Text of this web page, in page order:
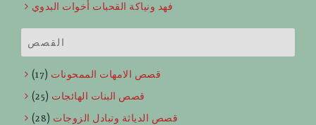
فهد ونياكة القحبات أخوات البدوي
القصص
قصص الامهات الممحونات (17)
قصص البنات الهائجات (25)
قصص الدياثة وتبادل الزوجات (28)